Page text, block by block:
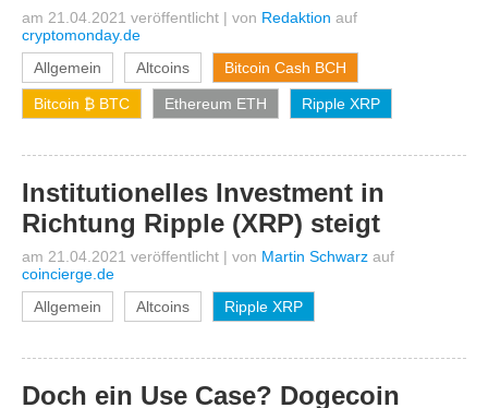
am 21.04.2021 veröffentlicht | von Redaktion auf
cryptomonday.de
Allgemein
Altcoins Bitcoin Cash BCH
Bitcoin ₿ BTC Ethereum ETH Ripple XRP
Institutionelles Investment in
Richtung Ripple (XRP) steigt
am 21.04.2021 veröffentlicht | von Martin Schwarz auf
coincierge.de
Allgemein
Altcoins Ripple XRP
Doch ein Use Case? Dogecoin